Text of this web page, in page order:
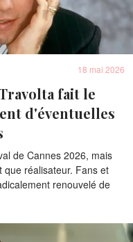
18 mai 2026
fait le
d'éventuelles
de Cannes 2026, mais
réalisateur. Fans et
renouvelé de